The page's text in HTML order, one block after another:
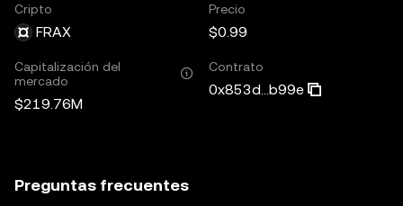
Cripto
FRAX
Precio
$0.99
Capitalización del
mercado
$219.76M
Contrato
0x853d...b99e
Preguntas frecuentes